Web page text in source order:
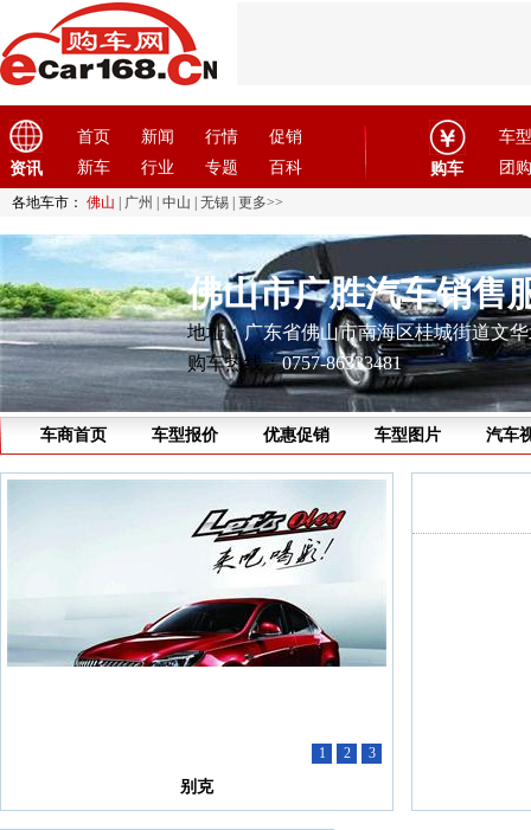
资讯
首页 新闻 行情
促销
新车
行业 专题 百科 购车
车型
团购
各地车市： 佛山 广州 中山 无锡 更多>>
佛山市广胜汽车销售
地址：广东省佛山市南海区桂城街道文
购车热线：0757-86333481
车商首页 车型报价 优惠促销 车型图片 汽车
别克
1 2 3